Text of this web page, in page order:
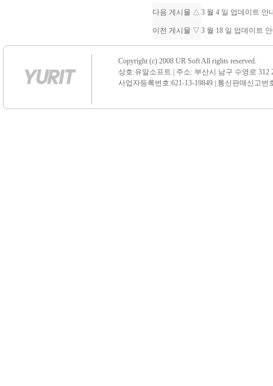
다음 게시물 △ 3 월 4 일 업데이트 안
이전 게시물 ▽ 3 월 18 일 업데이트
Copyright (c) 2008 UR Soft All rights reserved.
상호:유알소프트 | 주소: 부산시 남구 수영로 312
사업자등록번호:621-13-19849 | 통신판매신고번